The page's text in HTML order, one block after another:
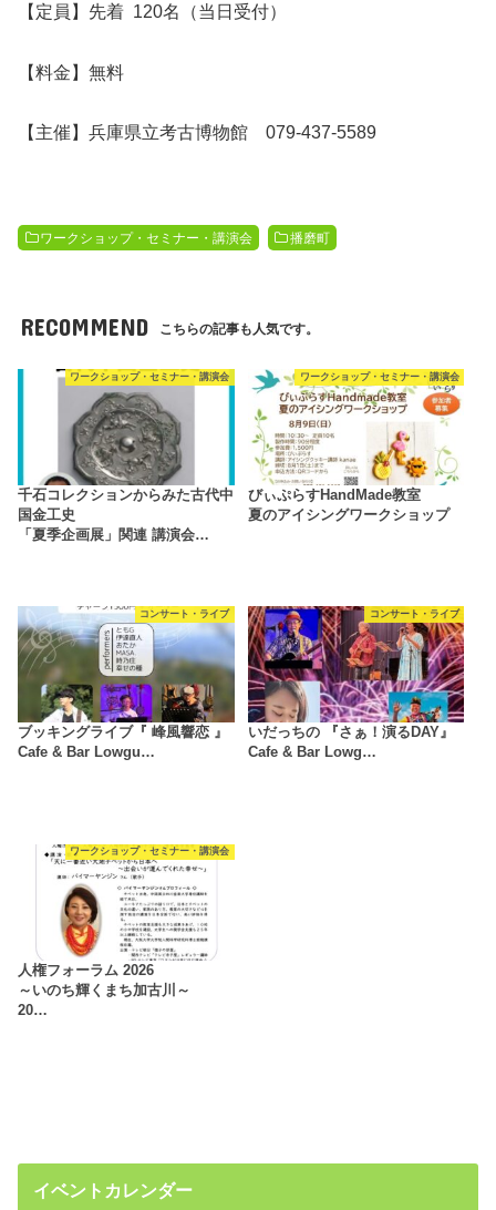
【定員】先着 120名（当日受付）
【料金】無料
【主催】兵庫県立考古博物館 079-437-5589
ワークショップ・セミナー・講演会 播磨町
RECOMMEND こちらの記事も人気です。
ワークショップ・セミナー・講演会
千石コレクションからみた古代中
国金工史
「夏季企画展」関連 講演会…
ワークショップ・セミナー・講演会
びぃぷらすHandMade教室
夏のアイシングワークショップ
コンサート・ライブ
ブッキングライブ『 峰風響恋 』
Cafe & Bar Lowgu…
コンサート・ライブ
いだっちの 『さぁ！演るDAY』
Cafe & Bar Lowg…
ワークショップ・セミナー・講演会
人権フォーラム 2026
～いのち輝くまち加古川～
20…
イベントカレンダー